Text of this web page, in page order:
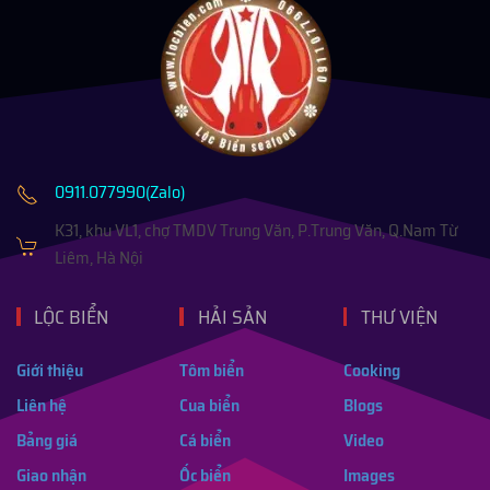
0911.077990(Zalo)
K31, khu VL1, chợ TMDV Trung Văn, P.Trung Văn, Q.Nam Từ
Liêm, Hà Nội
LỘC BIỂN
Giới thiệu
Liên hệ
Bảng giá
Giao nhận
HẢI SẢN
Tôm biển
Cua biển
Cá biển
Ốc biển
THƯ VIỆN
Cooking
Blogs
Video
Images